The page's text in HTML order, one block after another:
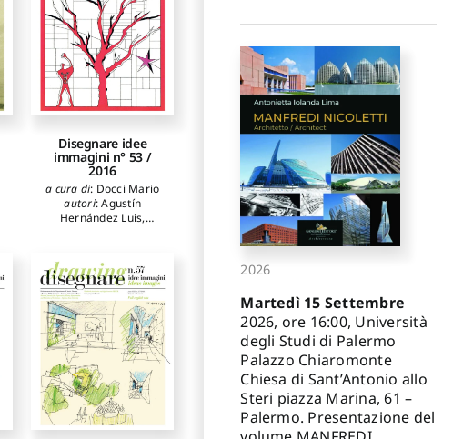
Disegnare idee
immagini n° 53 /
2016
a cura di: Docci Mario
autori:Agustín
Hernández Luis,
Apollonio Fabrizio Ivan
Bianchini Carlo,Bosch
Reig Ignacio,
Cabodevilla-Artieda
Ignacio,Della Corte
Teresa,Docci Mario,
Foschi Riccardo,Gaiani
Marco
Grau
Fernandez Marta,
Martínez Mindeguía
Francisco,Saggio
Antonino,Stancato
2026
Martedì 15 Settembre
2026, ore 16:00, Università
degli Studi di Palermo
Palazzo Chiaromonte
Chiesa di Sant’Antonio allo
Steri piazza Marina, 61 –
Palermo. Presentazione del